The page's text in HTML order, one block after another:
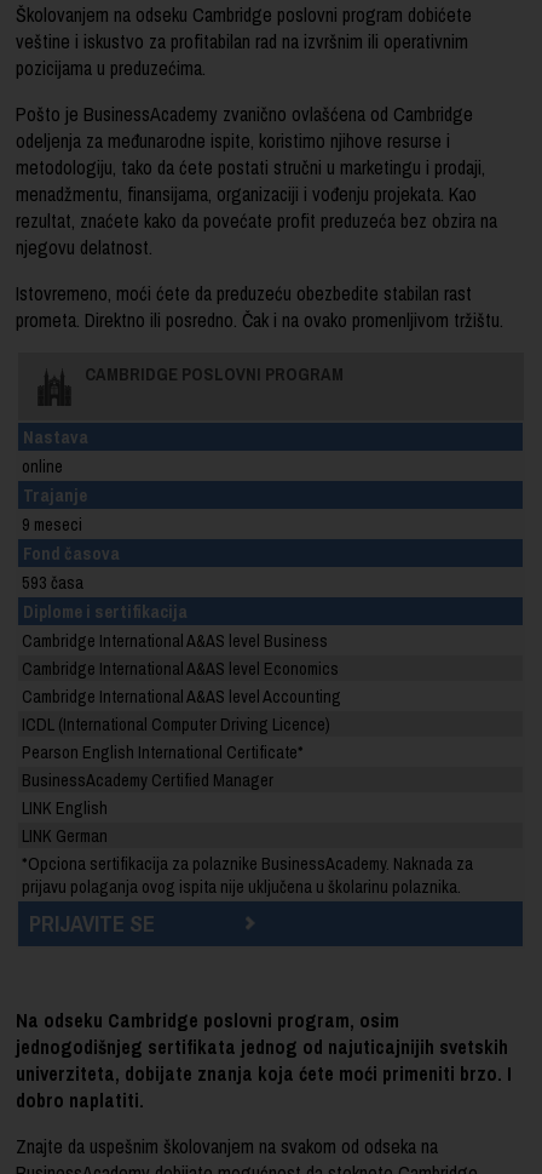
Školovanjem na odseku Cambridge poslovni program dobićete
veštine i iskustvo za profitabilan rad na izvršnim ili operativnim
pozicijama u preduzećima.
Pošto je BusinessAcademy zvanično ovlašćena od Cambridge
odeljenja za međunarodne ispite, koristimo njihove resurse i
metodologiju, tako da ćete postati stručni u marketingu i prodaji,
menadžmentu, finansijama, organizaciji i vođenju projekata. Kao
rezultat, znaćete kako da povećate profit preduzeća bez obzira na
njegovu delatnost.
Istovremeno, moći ćete da preduzeću obezbedite stabilan rast
prometa. Direktno ili posredno. Čak i na ovako promenljivom tržištu.
CAMBRIDGE POSLOVNI PROGRAM
Nastava
online
Trajanje
9 meseci
Fond časova
593 časa
Diplome i sertifikacija
Cambridge International A&AS level Business
Cambridge International A&AS level Economics
Cambridge International A&AS level Accounting
ICDL (International Computer Driving Licence)
Pearson English International Certificate*
BusinessAcademy Certified Manager
LINK English
LINK German
*Opciona sertifikacija za polaznike BusinessAcademy. Naknada za
prijavu polaganja ovog ispita nije uključena u školarinu polaznika.
PRIJAVITE SE
Na odseku Cambridge poslovni program, osim
jednogodišnjeg sertifikata jednog od najuticajnijih svetskih
univerziteta, dobijate znanja koja ćete moći primeniti brzo. I
dobro naplatiti.
Znajte da uspešnim školovanjem na svakom od odseka na